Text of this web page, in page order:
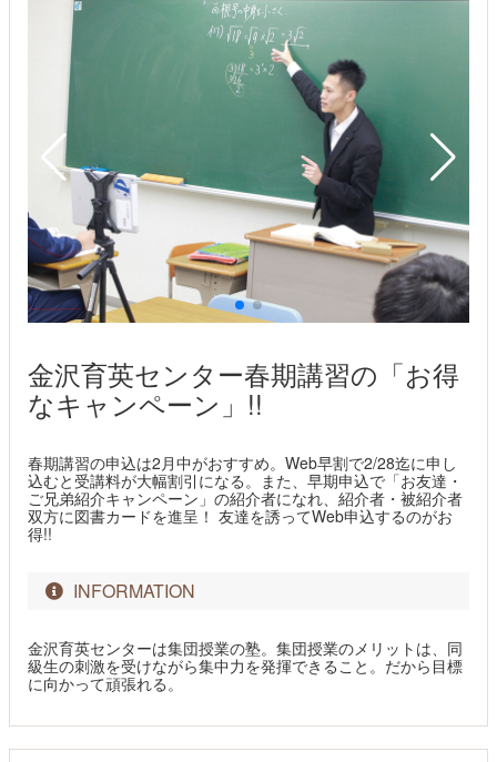
金沢育英センター春期講習の「お得
なキャンペーン」!!
春期講習の申込は2月中がおすすめ。Web早割で2/28迄に申し
込むと受講料が大幅割引になる。また、早期申込で「お友達・
ご兄弟紹介キャンペーン」の紹介者になれ、紹介者・被紹介者
双方に図書カードを進呈！ 友達を誘ってWeb申込するのがお
得!!
INFORMATION
金沢育英センターは集団授業の塾。集団授業のメリットは、同
級生の刺激を受けながら集中力を発揮できること。だから目標
に向かって頑張れる。